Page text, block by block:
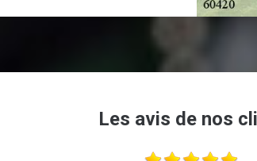
Les avis de nos